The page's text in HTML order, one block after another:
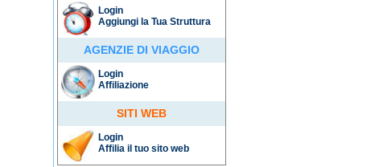
Login
Aggiungi la Tua Struttura
AGENZIE DI VIAGGIO
Login
Affiliazione
SITI WEB
Login
Affilia il tuo sito web